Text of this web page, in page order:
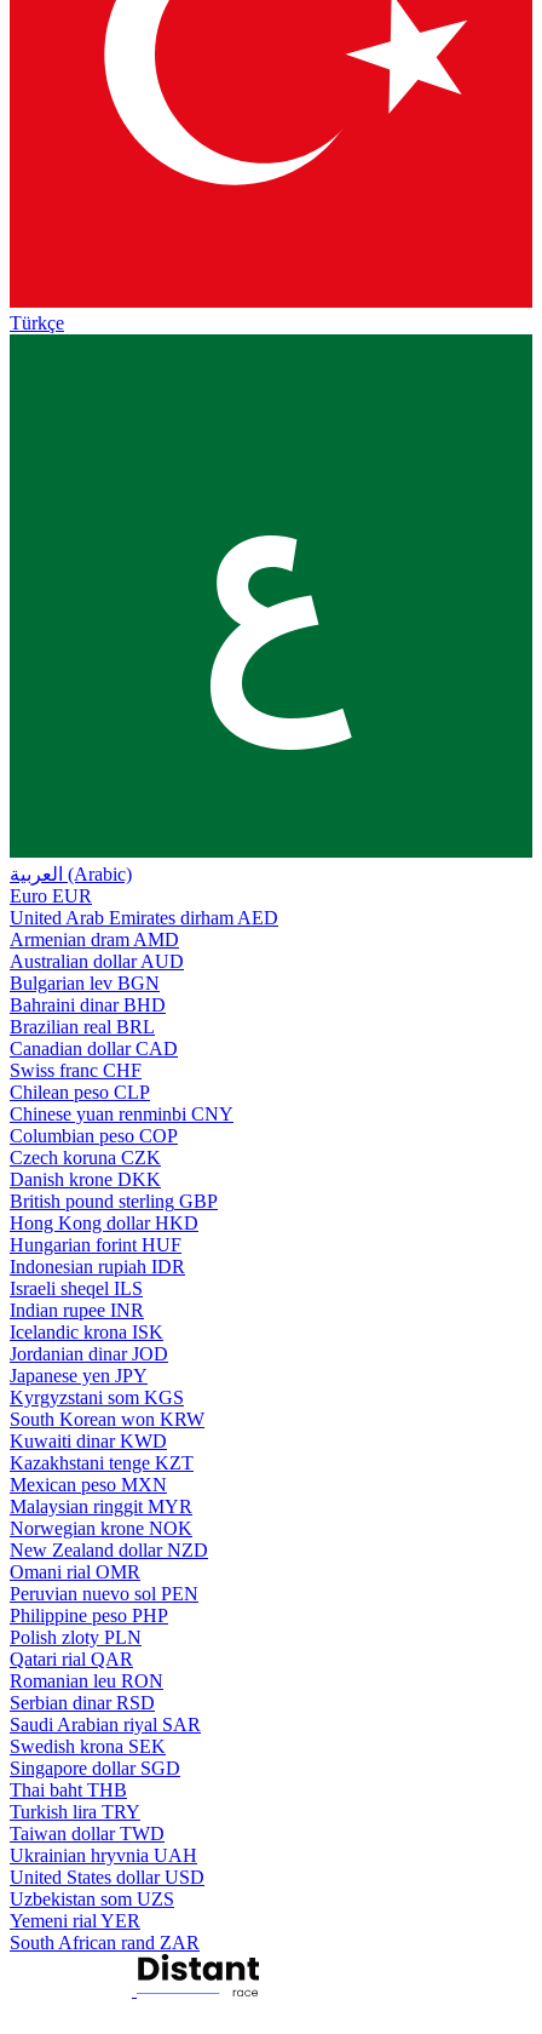
Türkçe
ع
العربية (Arabic)
Euro EUR
United Arab Emirates dirham AED
Armenian dram AMD
Australian dollar AUD
Bulgarian lev BGN
Bahraini dinar BHD
Brazilian real BRL
Canadian dollar CAD
Swiss franc CHF
Chilean peso CLP
Chinese yuan renminbi CNY
Columbian peso COP
Czech koruna CZK
Danish krone DKK
British pound sterling GBP
Hong Kong dollar HKD
Hungarian forint HUF
Indonesian rupiah IDR
Israeli sheqel ILS
Indian rupee INR
Icelandic krona ISK
Jordanian dinar JOD
Japanese yen JPY
Kyrgyzstani som KGS
South Korean won KRW
Kuwaiti dinar KWD
Kazakhstani tenge KZT
Mexican peso MXN
Malaysian ringgit MYR
Norwegian krone NOK
New Zealand dollar NZD
Omani rial OMR
Peruvian nuevo sol PEN
Philippine peso PHP
Polish zloty PLN
Qatari rial QAR
Romanian leu RON
Serbian dinar RSD
Saudi Arabian riyal SAR
Swedish krona SEK
Singapore dollar SGD
Thai baht THB
Turkish lira TRY
Taiwan dollar TWD
Ukrainian hryvnia UAH
United States dollar USD
Uzbekistan som UZS
Yemeni rial YER
South African rand ZAR